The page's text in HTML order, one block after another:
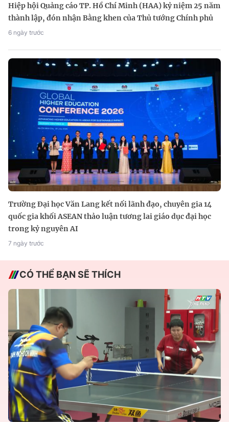
Hiệp hội Quảng cáo TP. Hồ Chí Minh (HAA) kỷ niệm 25 năm
thành lập, đón nhận Bằng khen của Thủ tướng Chính phủ
6 ngày trước
Trường Đại học Văn Lang kết nối lãnh đạo, chuyên gia 14
quốc gia khối ASEAN thảo luận tương lai giáo dục đại học
trong kỷ nguyên AI
7 ngày trước
CÓ THỂ BẠN SẼ THÍCH